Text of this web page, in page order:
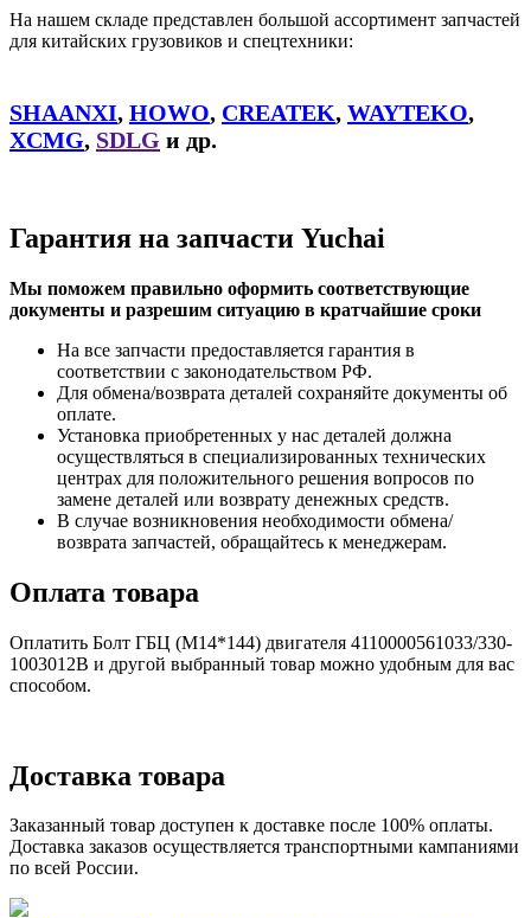
На нашем складе представлен большой ассортимент запчастей
для китайских грузовиков и спецтехники:
SHAANXI, HOWO, CREATEK, WAYTEKO,
XCMG, SDLG и др.
Гарантия на запчасти Yuchai
Мы поможем правильно оформить соответствующие
документы и разрешим ситуацию в кратчайшие сроки
На все запчасти предоставляется гарантия в
соответствии с законодательством РФ.
Для обмена/возврата деталей сохраняйте документы об
оплате.
Установка приобретенных у нас деталей должна
осуществляться в специализированных технических
центрах для положительного решения вопросов по
замене деталей или возврату денежных средств.
В случае возникновения необходимости обмена/
возврата запчастей, обращайтесь к менеджерам.
Оплата товара
Оплатить Болт ГБЦ (M14*144) двигателя 4110000561033/330-
1003012B и другой выбранный товар можно удобным для вас
способом.
Доставка товара
Заказанный товар доступен к доставке после 100% оплаты.
Доставка заказов осуществляется транспортными кампаниями
по всей России.